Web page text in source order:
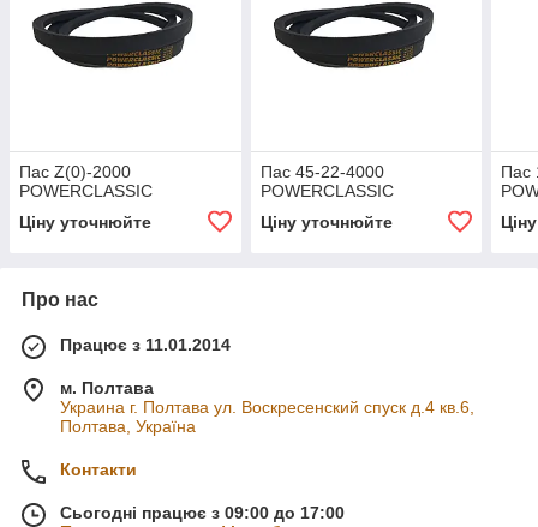
Пас Z(0)-2000
POWERCLASSIC
Ціну уточнюйте
Пас 45-22-4000
POWERCLASSIC
Ціну уточнюйте
Пас
Про нас
Працює з 11.01.2014
м. Полтава
Украина г. Полтава ул. Воскресенский спуск д.4 кв.6,
Полтава, Україна
Контакти
Сьогодні працює з 09:00 до 17:00